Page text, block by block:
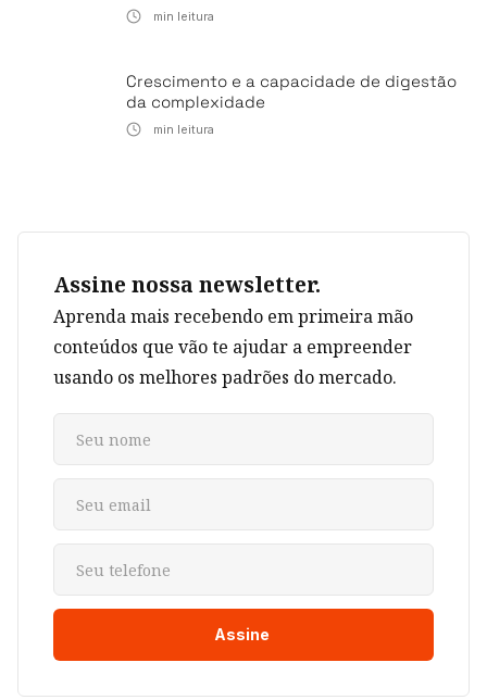
min leitura
Crescimento e a capacidade de digestão
da complexidade
min leitura
Assine nossa newsletter.
Aprenda mais recebendo em primeira mão
conteúdos que vão te ajudar a empreender
usando os melhores padrões do mercado.